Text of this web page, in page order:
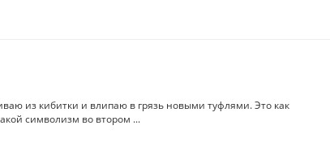
из кибитки и влипаю в грязь новыми туфлями. Это как
символизм во втором ...